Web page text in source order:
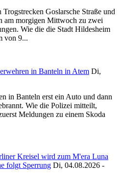
Trogstrecken Goslarsche Straße und
am morgigen Mittwoch zu zwei
Wie die die Stadt Hildesheim
von 9...
in Banteln in Atem Di,
in Banteln erst ein Auto und dann
Wie die Polizei mitteilt,
Meldungen zu einem Skoda
Kreisel wird zum M'era Luna
folgt Sperrung Di, 04.08.2026 -